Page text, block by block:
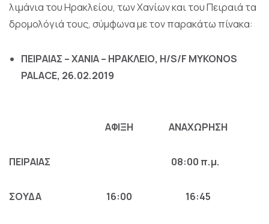
λιμάνια του Ηρακλείου, των Χανίων και του Πειραιά τα
δρομολόγιά τους, σύμφωνα με τον παρακάτω πίνακα:
ΠΕΙΡΑΙΑΣ – ΧΑNIA– HΡΑΚΛΕΙΟ, H/S/F MYKONOS
PALACE, 26.02.2019
ΑΦΙΞΗ ΑΝΑΧΩΡΗΣΗ
ΠΕΙΡΑΙΑΣ 08:00 π.μ.
ΣΟΥΔΑ 16:00 16:45